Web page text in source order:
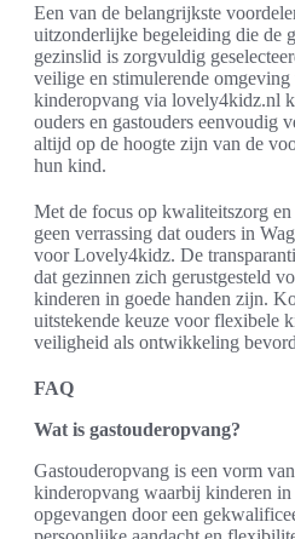
Een van de belangrijkste
uitzonderlijke begeleiding die de
gezinslid is zorgvuldig
veilige en stimulerende
kinderopvang via lovely4kidz.nl
ouders en gastouders eenvoudig
altijd op de hoogte zijn van de
hun kind.
Met de focus op kwaliteitszorg
geen verrassing dat ouders in
voor Lovely4kidz. De
dat gezinnen zich gerustgesteld
kinderen in goede handen zijn.
uitstekende keuze voor flexibele
veiligheid als ontwikkeling
FAQ
Wat is gastouderopvang?
Gastouderopvang is een vorm
kinderopvang waarbij kinderen
opgevangen door een